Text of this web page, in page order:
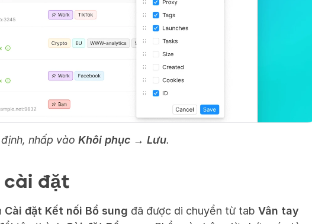
nhấp vào Khôi phục → Lưu.
đặt
Cài đặt Kết nối Bổ sung đã được di chuyển từ tab Vân tay